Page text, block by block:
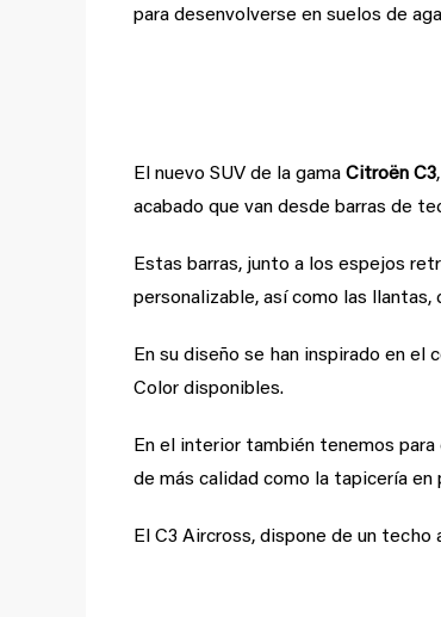
para desenvolverse en suelos de
El nuevo SUV de la gama Citroën C3
acabado que van desde barras de
Estas barras, junto a los espejos
personalizable, así como las llantas,
En su diseño se han inspirado en
Color disponibles.
En el interior también tenemos
de más calidad como la tapicería en
El C3 Aircross, dispone de un techo